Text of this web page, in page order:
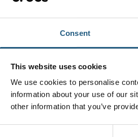
Consent
This website uses cookies
We use cookies to personalise
information about your use of our
other information that you’ve
τετράγωνη μύτη (square toe).
από TPU για άνετη εφαρμογή
για ελαφριά ανύψωση.
για αντικραδασμική
εύκαμπτα και με άνεση 360°.
λεία υλικά, ενδέχεται να